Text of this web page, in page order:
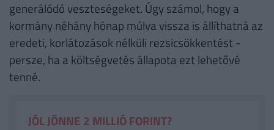
generálódó veszteségeket. Úgy számol, hogy a
kormány néhány hónap múlva vissza is állíthatná az
eredeti, korlátozások nélküli rezsicsökkentést -
persze, ha a költségvetés állapota ezt lehetővé
tenné.
JÓL JÖNNE 2 MILLIÓ FORINT?